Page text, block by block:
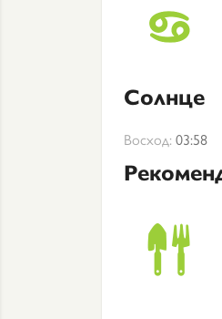
Солнце
Восход: 03:58